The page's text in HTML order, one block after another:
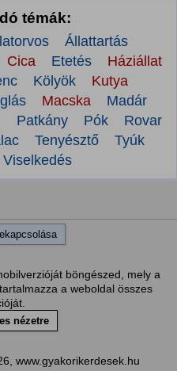
témák:
Állattartás
Cica Etetés
Háziállat
Kölyök
Kutya
Macska
Madár
Patkány Pók
Rovar
Tenyésztő
Tyúk
Viselkedés
böngészed, mely a
a weboldal összes
nézetre
www.gyakorikerdesek.hu